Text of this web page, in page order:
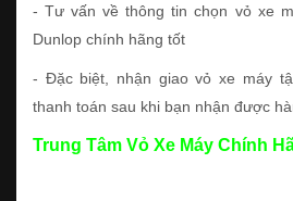
- Tư vấn về thông tin chọn vỏ xe
Dunlop chính hãng tốt
- Đặc biệt, nhận giao vỏ xe máy
thanh toán sau khi bạn nhận được
Trung Tâm Vỏ Xe Máy Chính